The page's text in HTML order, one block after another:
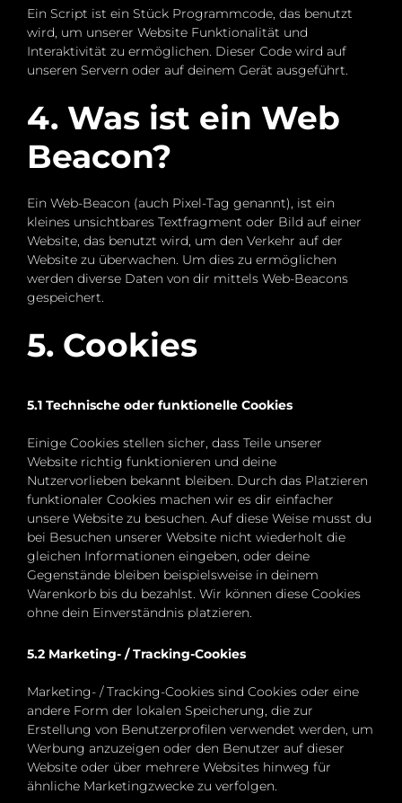
Ein Script ist ein Stück Programmcode, das benutzt
wird, um unserer Website Funktionalität und
Interaktivität zu ermöglichen. Dieser Code wird auf
unseren Servern oder auf deinem Gerät ausgeführt.
4. Was ist ein Web
Beacon?
Ein Web-Beacon (auch Pixel-Tag genannt), ist ein
kleines unsichtbares Textfragment oder Bild auf einer
Website, das benutzt wird, um den Verkehr auf der
Website zu überwachen. Um dies zu ermöglichen
werden diverse Daten von dir mittels Web-Beacons
gespeichert.
5. Cookies
5.1 Technische oder funktionelle Cookies
Einige Cookies stellen sicher, dass Teile unserer
Website richtig funktionieren und deine
Nutzervorlieben bekannt bleiben. Durch das Platzieren
funktionaler Cookies machen wir es dir einfacher
unsere Website zu besuchen. Auf diese Weise musst du
bei Besuchen unserer Website nicht wiederholt die
gleichen Informationen eingeben, oder deine
Gegenstände bleiben beispielsweise in deinem
Warenkorb bis du bezahlst. Wir können diese Cookies
ohne dein Einverständnis platzieren.
5.2 Marketing- / Tracking-Cookies
Marketing- / Tracking-Cookies sind Cookies oder eine
andere Form der lokalen Speicherung, die zur
Erstellung von Benutzerprofilen verwendet werden, um
Werbung anzuzeigen oder den Benutzer auf dieser
Website oder über mehrere Websites hinweg für
ähnliche Marketingzwecke zu verfolgen.